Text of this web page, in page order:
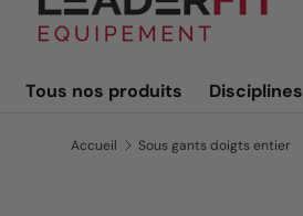
Tous nos produits Disciplines
Accueil Sous gants doigts entier